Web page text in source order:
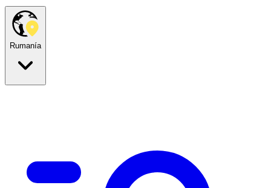
Rumanía